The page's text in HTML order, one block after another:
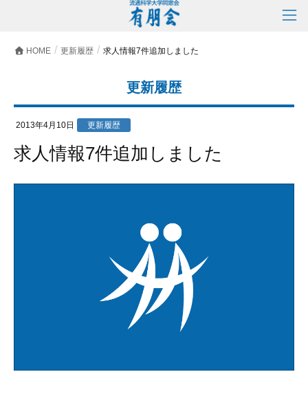
HOME 更新履歴 求人情報7件追加しました
更新履歴
2013年4月10日 更新履歴
求人情報7件追加しました